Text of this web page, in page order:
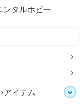
ンタルホビー
アイテム